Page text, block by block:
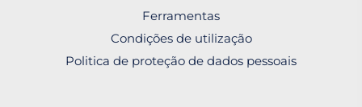
Ferramentas
Condições de utilização
Politica de proteção de dados pessoais